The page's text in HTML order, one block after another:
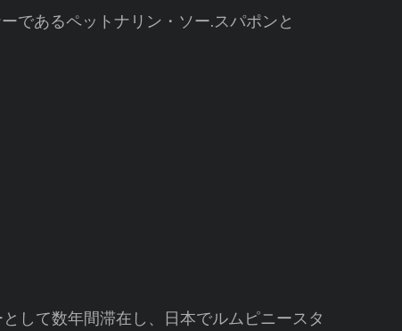
であるペットナリン・ソー.スパポンと
して数年間滞在し、日本でルムピニースタ